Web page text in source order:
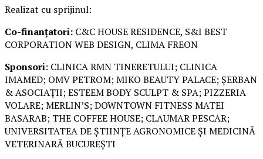
Realizat cu sprijinul:
Co-finanțatori: C&C HOUSE RESIDENCE, S&I BEST
CORPORATION WEB DESIGN, CLIMA FREON
Sponsori: CLINICA RMN TINERETULUI; CLINICA
IMAMED; OMV PETROM; MIKO BEAUTY PALACE; ȘERBAN
& ASOCIAȚII; ESTEEM BODY SCULPT & SPA; PIZZERIA
VOLARE; MERLIN’S; DOWNTOWN FITNESS MATEI
BASARAB; THE COFFEE HOUSE; CLAUMAR PESCAR;
UNIVERSITATEA DE ȘTIINȚE AGRONOMICE ȘI MEDICINĂ
VETERINARĂ BUCUREȘTI